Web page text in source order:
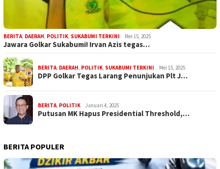
BERITA, DAERAH, POLITIK, SUKABUMI TERKINI Mei 15, 2025
Jawara Golkar Sukabumi! Irvan Azis tegas…
BERITA, DAERAH, POLITIK, SUKABUMI TERKINI Mei 15, 2025
DPP Golkar Tegas Larang Penunjukan Plt J…
BERITA, POLITIK Januari 4, 2025
Putusan MK Hapus Presidential Threshold,…
BERITA POPULER